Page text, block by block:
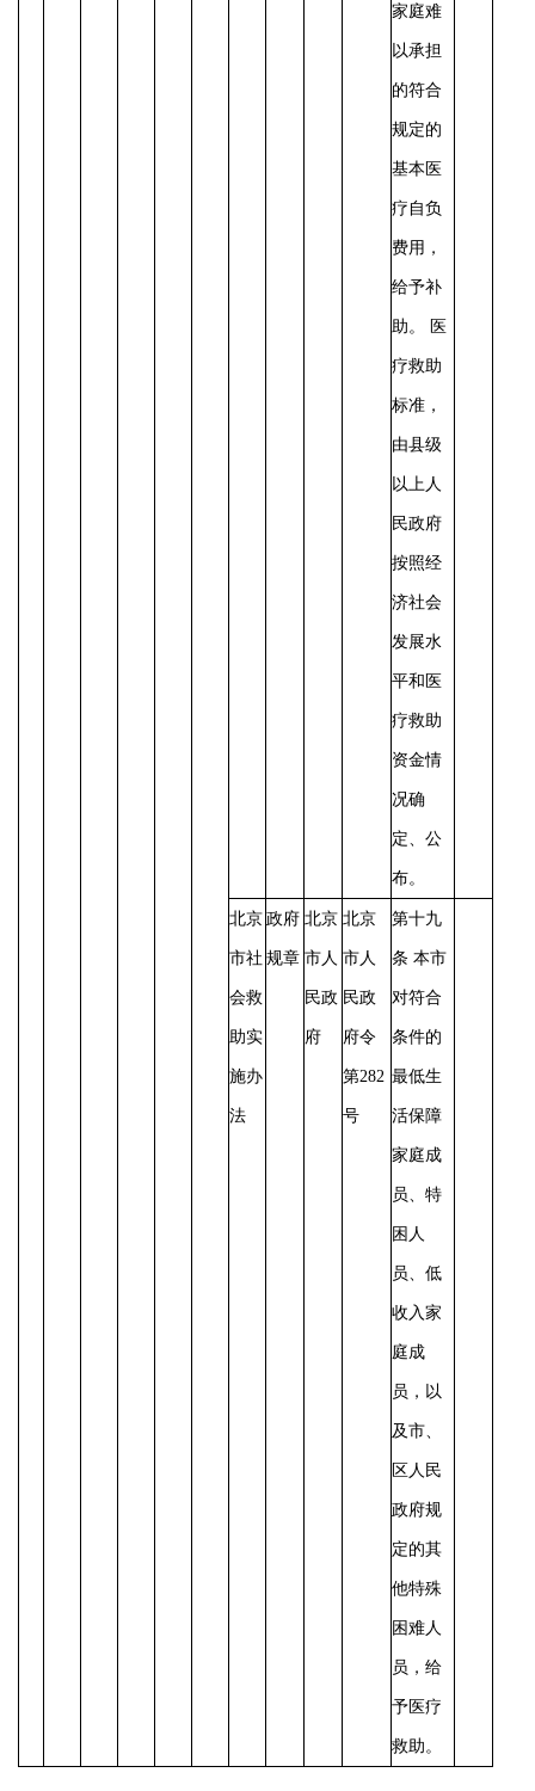
家庭难
以承担
的符合
规定的
基本医
疗自负
费用，
给予补
助。 医
疗救助
标准，
由县级
以上人
民政府
按照经
济社会
发展水
平和医
疗救助
资金情
况确
定、公
布。
北京
市社
会救
助实
施办
法
政府
规章
北京
市人
民政
府
北京
市人
民政
府令
第282
号
第十九
条 本市
对符合
条件的
最低生
活保障
家庭成
员、特
困人
员、低
收入家
庭成
员，以
及市、
区人民
政府规
定的其
他特殊
困难人
员，给
予医疗
救助。